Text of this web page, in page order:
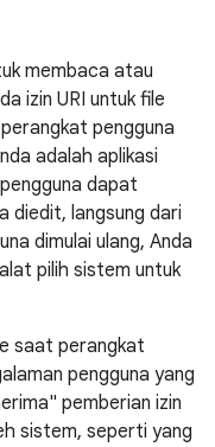
membaca atau
izin URI untuk file
pengguna
adalah aplikasi
dapat
diedit, langsung dari
dimulai ulang, Anda
pilih sistem untuk
saat perangkat
pengguna yang
pemberian izin
sistem, seperti yang